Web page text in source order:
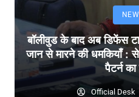
बॉलीवुड के बाद अब डिफेंस
जान से मारने की धमकियाँ :
पैटर्न
Official Desk